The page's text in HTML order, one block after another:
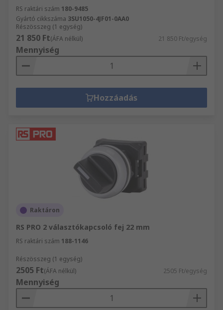
RS raktári szám 180-9485
Gyártó cikkszáma 3SU1050-4JF01-0AA0
Részösszeg (1 egység)
21 850 Ft(ÁFA nélkül) 21 850 Ft/egység
Mennyiség
Hozzáadás
Raktáron
RS PRO 2 választókapcsoló fej 22 mm
RS raktári szám 188-1146
Részösszeg (1 egység)
2505 Ft(ÁFA nélkül) 2505 Ft/egység
Mennyiség